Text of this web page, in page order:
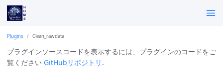
Plugins Clean_rawdata
プラグインソースコードを表示するには、プラグインのコードをご
覧ください GitHubリポジトリ .